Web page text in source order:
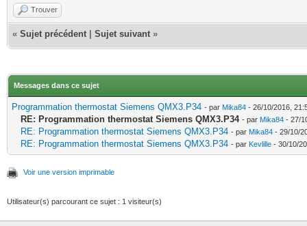
Trouver
« Sujet précédent Sujet suivant »
Messages dans ce sujet
Programmation thermostat Siemens QMX3.P34 - par Mika84 - 26/10/2016,
RE: Programmation thermostat Siemens QMX3.P34 - par Mika84 - 27/
RE: Programmation thermostat Siemens QMX3.P34 - par Mika84 - 29/10/
RE: Programmation thermostat Siemens QMX3.P34 - par Kevlille - 30/10/
Voir une version imprimable
Utilisateur(s) parcourant ce sujet : 1 visiteur(s)